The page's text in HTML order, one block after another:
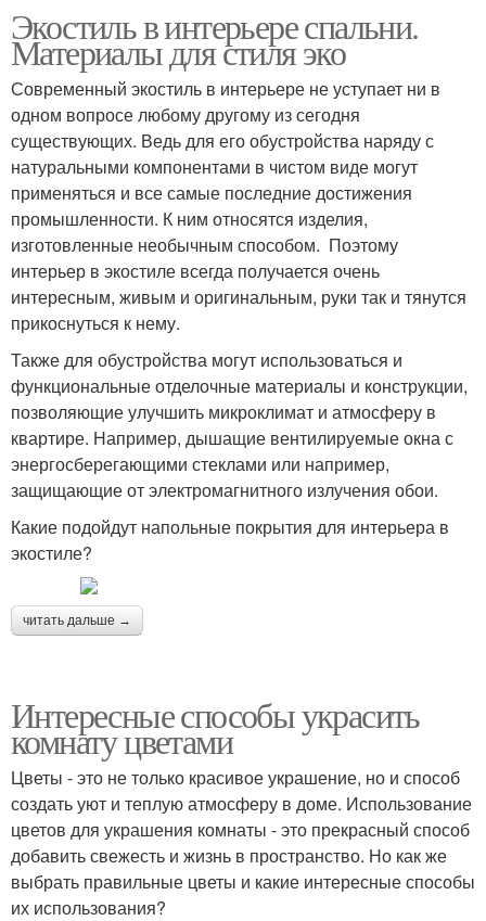
Экостиль в интерьере спальни.
Материалы для стиля эко
Современный экостиль в интерьере не уступает ни в
одном вопросе любому другому из сегодня
существующих. Ведь для его обустройства наряду с
натуральными компонентами в чистом виде могут
применяться и все самые последние достижения
промышленности. К ним относятся изделия,
изготовленные необычным способом. Поэтому
интерьер в экостиле всегда получается очень
интересным, живым и оригинальным, руки так и тянутся
прикоснуться к нему.
Также для обустройства могут использоваться и
функциональные отделочные материалы и конструкции,
позволяющие улучшить микроклимат и атмосферу в
квартире. Например, дышащие вентилируемые окна с
энергосберегающими стеклами или например,
защищающие от электромагнитного излучения обои.
Какие подойдут напольные покрытия для интерьера в
экостиле?
читать дальше →
Интересные способы украсить
комнату цветами
Цветы - это не только красивое украшение, но и способ
создать уют и теплую атмосферу в доме. Использование
цветов для украшения комнаты - это прекрасный способ
добавить свежесть и жизнь в пространство. Но как же
выбрать правильные цветы и какие интересные способы
их использования?